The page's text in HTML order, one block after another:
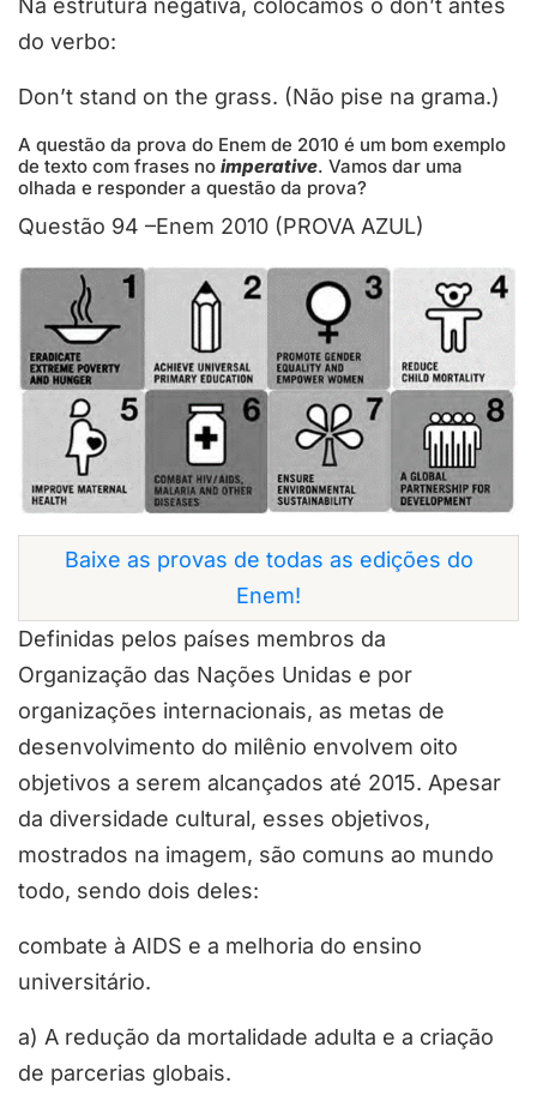
do verbo:
Don’t stand on the grass. (Não pise na grama.)
A questão da prova do Enem de 2010 é um bom exemplo
de texto com frases no imperative. Vamos dar uma
olhada e responder a questão da prova?
Questão 94 –Enem 2010 (PROVA AZUL)
Baixe as provas de todas as edições do
Enem!
Definidas pelos países membros da
Organização das Nações Unidas e por
organizações internacionais, as metas de
desenvolvimento do milênio envolvem oito
objetivos a serem alcançados até 2015. Apesar
da diversidade cultural, esses objetivos,
mostrados na imagem, são comuns ao mundo
todo, sendo dois deles:
combate à AIDS e a melhoria do ensino
universitário.
a) A redução da mortalidade adulta e a criação
de parcerias globais.